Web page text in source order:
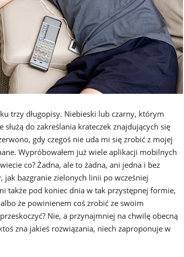
trzy długopisy. Niebieski lub czarny, którym
do zakreślania krateczek znajdujących się
gdy czegoś nie uda mi się zrobić z mojej
Wypróbowałem już wiele aplikacji mobilnych
co? Żadna, ale to żadna, ani jedna i bez
bazgranie zielonych linii po wcześniej
także pod koniec dnia w tak przystępnej formie,
że powinienem coś zrobić ze swoim
Nie, a przynajmniej na chwilę obecną
zna jakieś rozwiązania, niech zaproponuje w